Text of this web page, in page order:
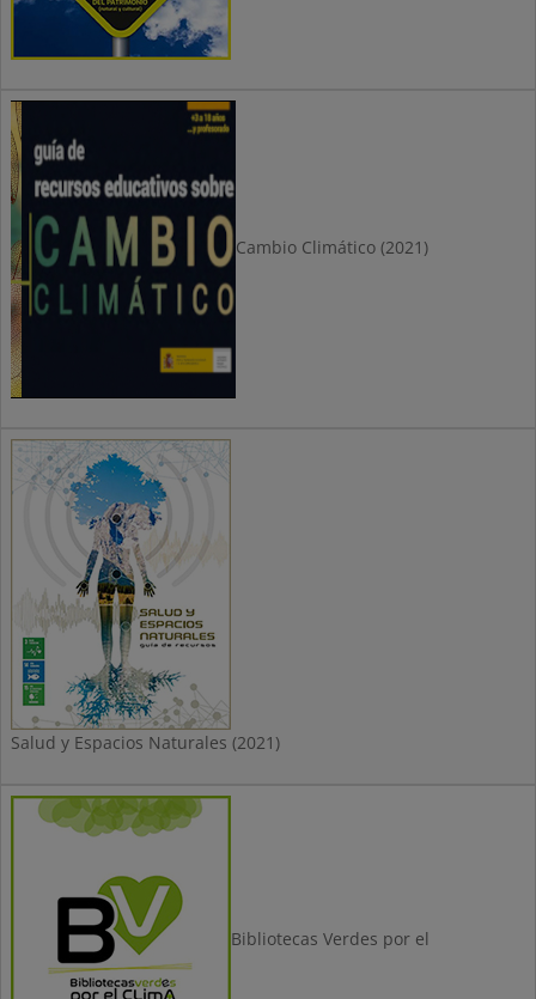
Cambio Climático (2021)
Salud y Espacios Naturales (2021)
Bibliotecas Verdes por el